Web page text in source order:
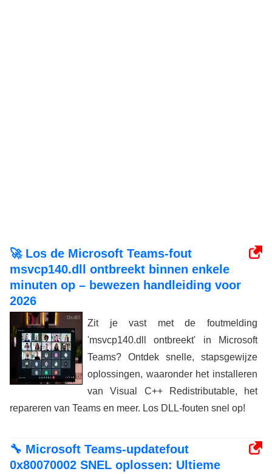
🚀 Los de Microsoft Teams-fout
msvcp140.dll ontbreekt binnen enkele
minuten op – bewezen handleiding voor
2026
Zit je vast met de foutmelding
'msvcp140.dll ontbreekt' in Microsoft
Teams? Ontdek snelle, stapsgewijze
oplossingen, waaronder het installeren
van Visual C++ Redistributable, het
repareren van Teams en meer. Los DLL-fouten snel op!
🔧 Microsoft Teams-updatefout
0x80070002 SNEL oplossen: Ultieme